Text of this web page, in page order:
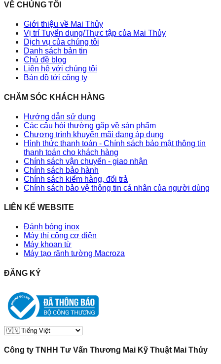
VỀ CHÚNG TÔI
Giới thiệu về Mai Thủy
Vị trí Tuyển dụng/Thực tập của Mai Thủy
Dịch vụ của chúng tôi
Danh sách bản tin
Chủ đề blog
Liên hệ với chúng tôi
Bản đồ tới công ty
CHĂM SÓC KHÁCH HÀNG
Hướng dẫn sử dụng
Các câu hỏi thường gặp về sản phẩm
Chương trình khuyến mãi đang áp dụng
Hình thức thanh toán - Chính sách bảo mật thông tin
thanh toán cho khách hàng
Chính sách vận chuyển - giao nhận
Chính sách bảo hành
Chính sách kiểm hàng, đổi trả
Chính sách bảo vệ thông tin cá nhân của người dùng
LIÊN KẾ WEBSITE
Đánh bóng inox
Máy thí công cơ điện
Máy khoan từ
Máy tạo rãnh tường Macroza
ĐĂNG KÝ
Công ty TNHH Tư Vấn Thương Mai Kỹ Thuật Mai Thủy